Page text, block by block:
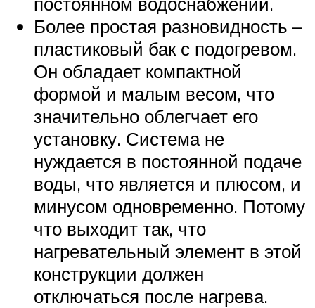
Более простая разновидность –
пластиковый бак с подогревом.
Он обладает компактной
формой и малым весом, что
значительно облегчает его
установку. Система не
нуждается в постоянной подаче
воды, что является и плюсом, и
минусом одновременно. Потому
что выходит так, что
нагревательный элемент в этой
конструкции должен
отключаться после нагрева.